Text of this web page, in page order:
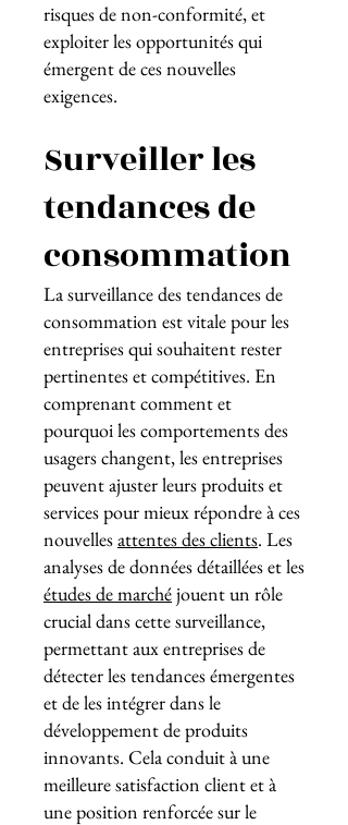
risques de non-conformité, et
exploiter les opportunités qui
émergent de ces nouvelles
exigences.
Surveiller les
tendances de
consommation
La surveillance des tendances de
consommation est vitale pour les
entreprises qui souhaitent rester
pertinentes et compétitives. En
comprenant comment et
pourquoi les comportements des
usagers changent, les entreprises
peuvent ajuster leurs produits et
services pour mieux répondre à ces
nouvellesattentes des clients. Les
analyses de données détaillées et les
études de marchéjouent un rôle
crucial dans cette surveillance,
permettant aux entreprises de
détecter les tendances émergentes
et de les intégrer dans le
développement de produits
innovants. Cela conduit à une
meilleure satisfaction client et à
une position renforcée sur le